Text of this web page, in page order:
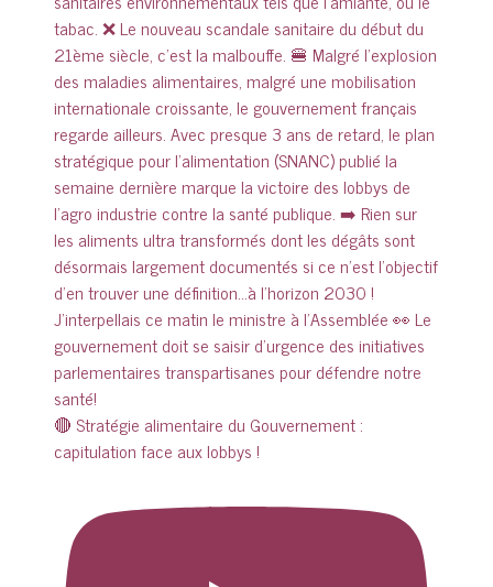
🔴 Stratégie alimentaire du Gouvernement :
capitulation face aux lobbys !